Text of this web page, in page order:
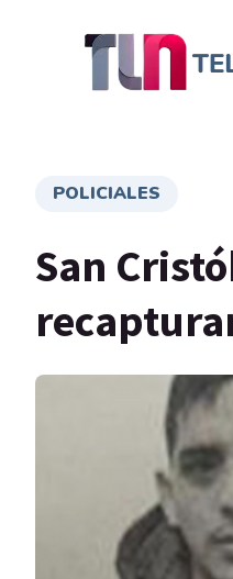
POLICIALES
San